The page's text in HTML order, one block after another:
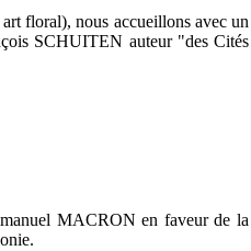
floral), nous accueillons avec un
SCHUITEN auteur "des Cités
MACRON en faveur de la